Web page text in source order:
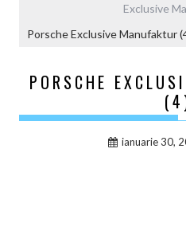
Exclusive
Porsche Exclusive Manufaktur
PORSCHE
ianuarie 30,